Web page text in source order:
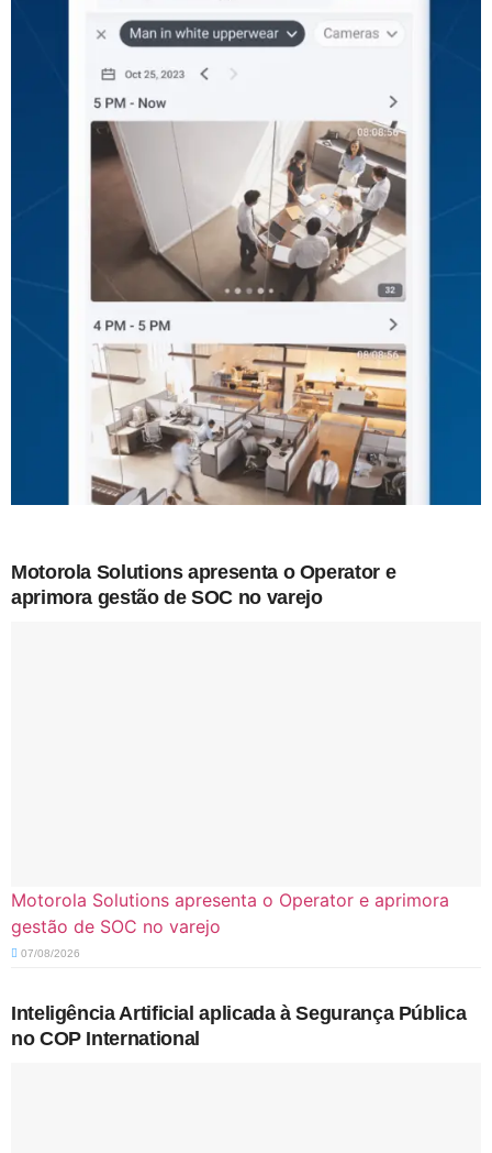
Motorola Solutions apresenta o Operator e
aprimora gestão de SOC no varejo
Motorola Solutions apresenta o Operator e aprimora
gestão de SOC no varejo
07/08/2026
Inteligência Artificial aplicada à Segurança Pública
no COP International